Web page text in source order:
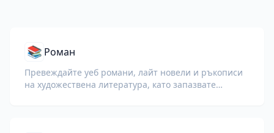
📚 Роман
Превеждайте уеб романи, лайт новели и ръкописи
на художествена литература, като запазвате